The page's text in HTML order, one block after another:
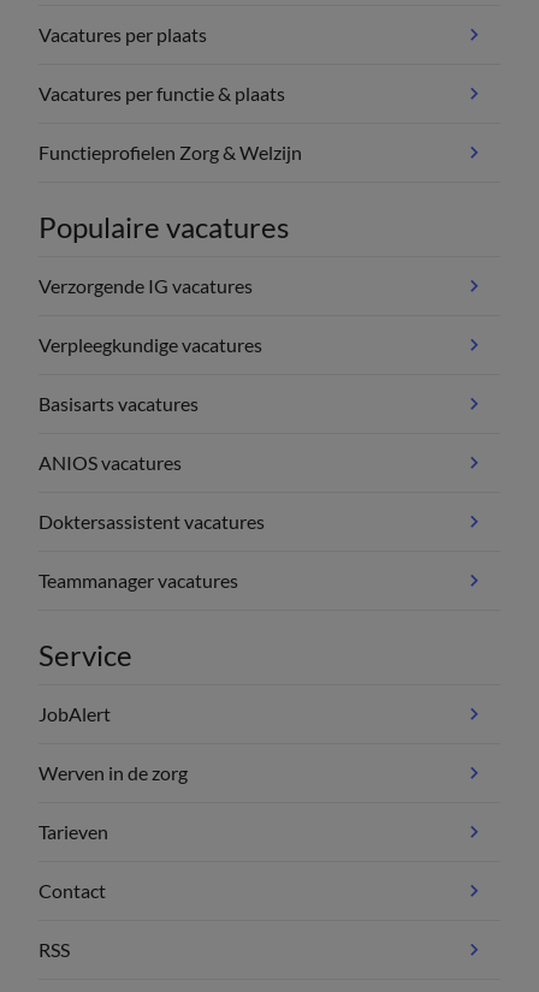
Vacatures per plaats
Vacatures per functie & plaats
Functieprofielen Zorg & Welzijn
Populaire vacatures
Verzorgende IG vacatures
Verpleegkundige vacatures
Basisarts vacatures
ANIOS vacatures
Doktersassistent vacatures
Teammanager vacatures
Service
JobAlert
Werven in de zorg
Tarieven
Contact
RSS